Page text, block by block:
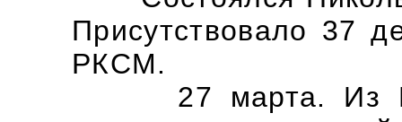
Присутствовало 37
РКСМ.
27 марта. Из